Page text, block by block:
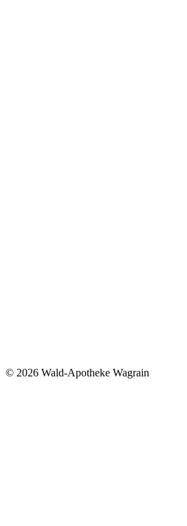
© 2026 Wald-Apotheke Wagrain